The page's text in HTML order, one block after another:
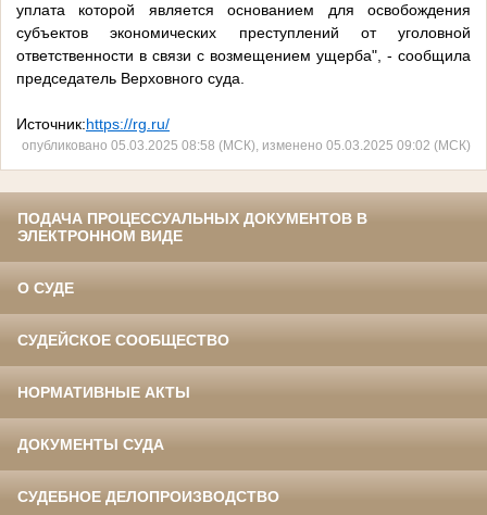
уплата которой является основанием для освобождения
субъектов экономических преступлений от уголовной
ответственности в связи с возмещением ущерба", - сообщила
председатель Верховного суда.
Источник:https://rg.ru/
опубликовано 05.03.2025 08:58 (МСК), изменено 05.03.2025 09:02 (МСК)
ПОДАЧА ПРОЦЕССУАЛЬНЫХ ДОКУМЕНТОВ В
ЭЛЕКТРОННОМ ВИДЕ
О СУДЕ
СУДЕЙСКОЕ СООБЩЕСТВО
НОРМАТИВНЫЕ АКТЫ
ДОКУМЕНТЫ СУДА
СУДЕБНОЕ ДЕЛОПРОИЗВОДСТВО